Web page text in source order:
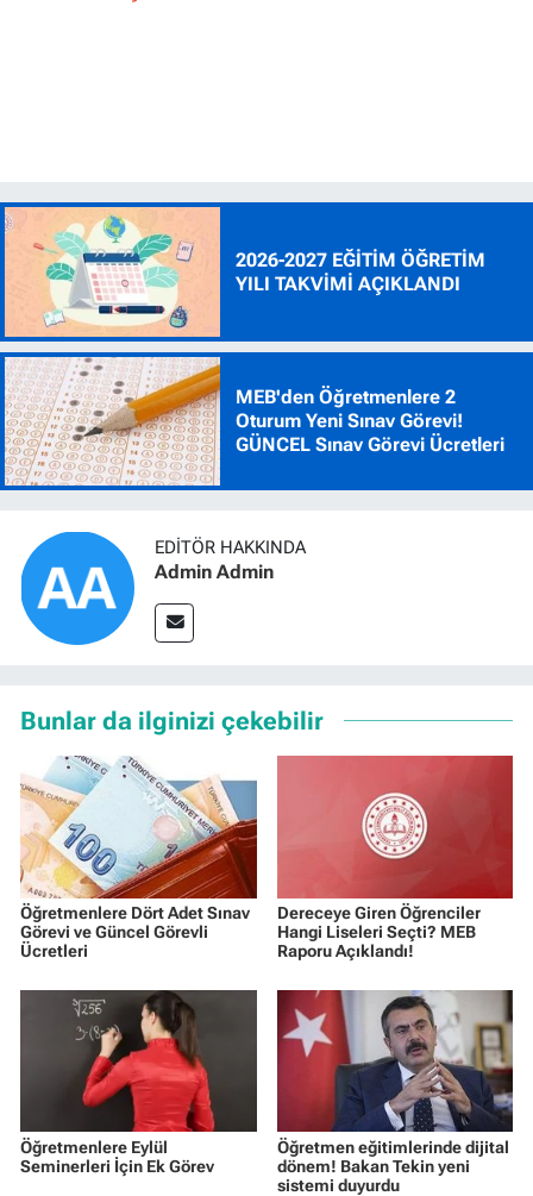
2026-2027 EĞİTİM ÖĞRETİM
YILI TAKVİMİ AÇIKLANDI
MEB'den Öğretmenlere 2
Oturum Yeni Sınav Görevi!
GÜNCEL Sınav Görevi Ücretleri
EDITÖR HAKKINDA
Admin Admin
Bunlar da ilginizi çekebilir
Öğretmenlere Dört Adet Sınav
Görevi ve Güncel Görevli
Ücretleri
Dereceye Giren Öğrenciler
Hangi Liseleri Seçti? MEB
Raporu Açıklandı!
Öğretmenlere Eylül
Seminerleri İçin Ek Görev
Öğretmen eğitimlerinde dijital
dönem! Bakan Tekin yeni
sistemi duyurdu